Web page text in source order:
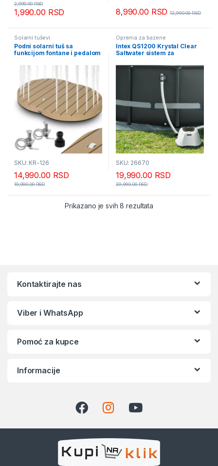
1,990.00 RSD
2,990.00RSD
8,990.00 RSD 12,990.00RSD
Solarni tuševi
Podni solarni tuš sa
funkcijom fontane i pedalom
SKU: KR-126
14,990.00 RSD
19,990.00RSD
Oprema za bazene
Intex QS1200 Krystal Clear
Saltwater sistem za
SKU: 26670
19,990.00 RSD
29,990.00RSD
Prikazano je svih 8 rezultataSortirano po
Kontaktirajte nas
Viber i WhatsApp
Pomoć za kupce
Informacije